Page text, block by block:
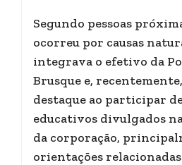
Segundo pessoas
ocorreu por causas
integrava o efetivo da
Brusque e,
destaque ao participar
educativos divulgados
da corporação,
orientações